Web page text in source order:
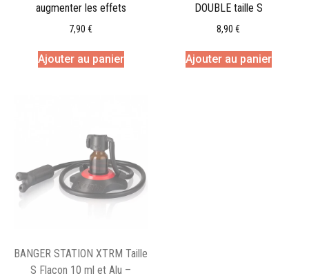
augmenter les effets
7,90 €
Ajouter au panier
BANGER STATION XTRM Taille
S Flacon 10 ml et Alu –
DOUBLE taille S
8,90 €
Ajouter au panier